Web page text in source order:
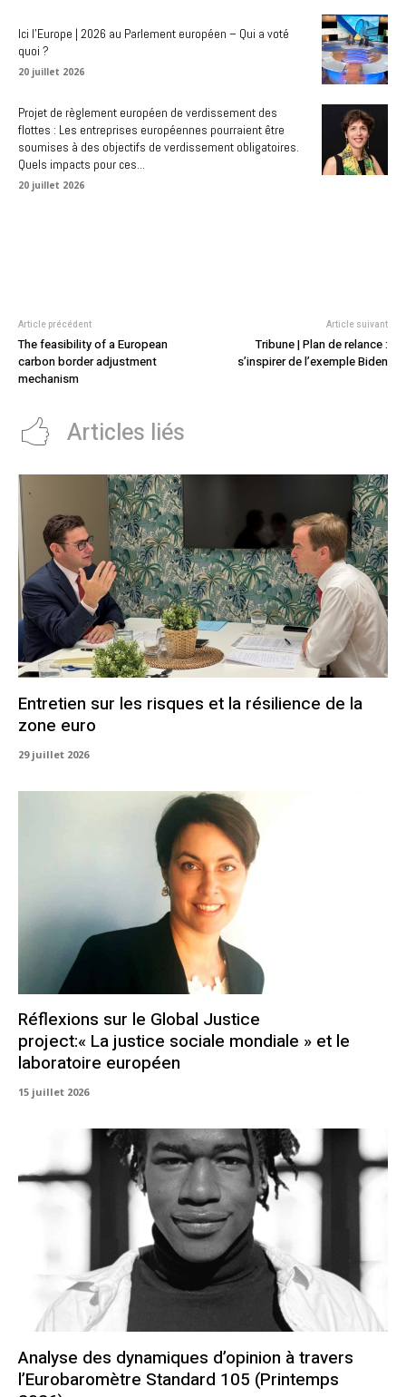
Ici l’Europe | 2026 au Parlement européen – Qui a voté
quoi ?
20 juillet 2026
Projet de règlement européen de verdissement des
flottes : Les entreprises européennes pourraient être
soumises à des objectifs de verdissement obligatoires.
Quels impacts pour ces...
20 juillet 2026
Article précédent
The feasibility of a European
carbon border adjustment
mechanism
Article suivant
Tribune | Plan de relance :
s’inspirer de l’exemple Biden
Articles liés
Entretien sur les risques et la résilience de la
zone euro
29 juillet 2026
Réflexions sur le Global Justice
project:« La justice sociale mondiale » et le
laboratoire européen
15 juillet 2026
Analyse des dynamiques d’opinion à travers
l’Eurobaromètre Standard 105 (Printemps